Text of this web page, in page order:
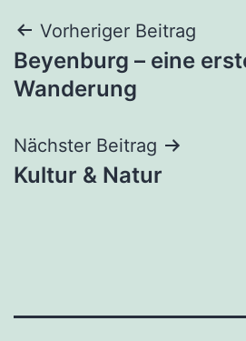
Vorheriger Beitrag
Beyenburg – eine
Wanderung
Nächster Beitrag
Kultur & Natur